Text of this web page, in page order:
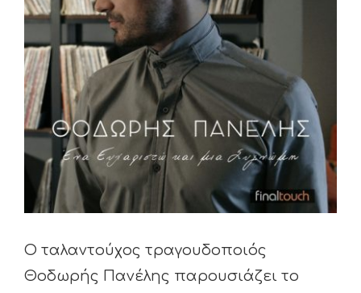
Ο ταλαντούχος τραγουδοποιός
Θοδωρής Πανέλης παρουσιάζει το